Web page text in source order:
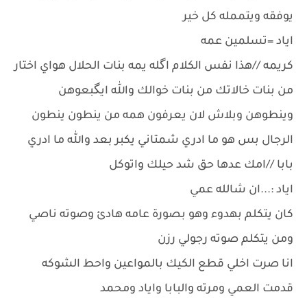
يوفقه ويتممله كل خير
اياد =تسلمين عمه
كريمه //هذا نفس الكلام اگله يمه بنات الحلال هواي اختار
من بنات خالاتك من بنات خوالك والله ايگبعوهن
وينطوهن وبلاش لان يعرفون همه من ينطون ينطون
الرجال بس هو ما ادري شمتاني يكبر بعد والله ما ادري
بابا //امك عدها حق شد حيلك واتوكل
اياد :...ان شالله عمي
كان يتكلم بهدوء وهو بصورة عامه هادئ وصوته ناصي
ومن يتكلم صوته رجولي رزن
انا صرت اخلي قطع الكيك بالمواعين واحط الشوكه
قدمت العمي ومرته والبابا واياد ومحمد